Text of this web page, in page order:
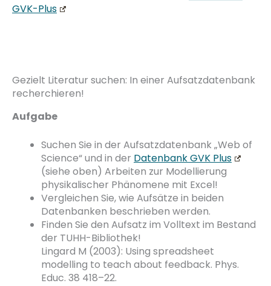
GVK-Plus
Gezielt Literatur suchen: In einer Aufsatzdatenbank
recherchieren!
Aufgabe
Suchen Sie in der Aufsatzdatenbank „Web of
Science“ und in der Datenbank GVK Plus
(siehe oben) Arbeiten zur Modellierung
physikalischer Phänomene mit Excel!
Vergleichen Sie, wie Aufsätze in beiden
Datenbanken beschrieben werden.
Finden Sie den Aufsatz im Volltext im Bestand
der TUHH-Bibliothek!
Lingard M (2003): Using spreadsheet
modelling to teach about feedback. Phys.
Educ. 38 418–22.